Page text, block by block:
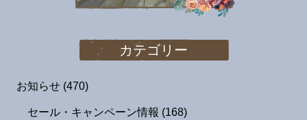
カテゴリー
お知らせ (470)
セール・キャンペーン情報 (168)